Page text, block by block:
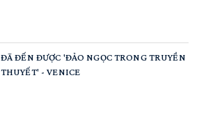
ĐÃ ĐẾN ĐƯỢC 'ĐẢO NGỌC TRONG TRUYỀN
THUYẾT' - VENICE